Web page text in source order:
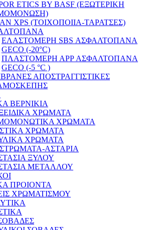
ETICS BY BASF (ΕΞΩΤΕΡΙΚΗ
XPS (ΤΟΙΧΟΠΟΙΙΑ-ΤΑΡΑΤΣΕΣ)
ΕΛΑΣΤΟΜΕΡΗ SBS ΑΣΦΑΛΤΟΠΑΝΑ
GECO (-20°C)
ΠΛΑΣΤΟΜΕΡΗ ΑPP ΑΣΦΑΛΤΟΠΑΝΑ
GECO (-5 °C )
ΑΠΟΣΤΡΑΓΓΙΣΤΙΚΕΣ
ΒΕΡΝΙΚΙΑ
ΧΡΩΜΑΤΑ
ΧΡΩΜΑΤΑ
ΧΡΩΜΑΤΑ
ΧΡΩΜΑΤΑ
ΑΣΤΑΡΙΑ
ΞΥΛΟΥ
ΜΕΤΑΛΛΟΥ
ΠΡΟΙΟΝΤΑ
ΧΡΩΜΑΤΙΣΜΟΥ